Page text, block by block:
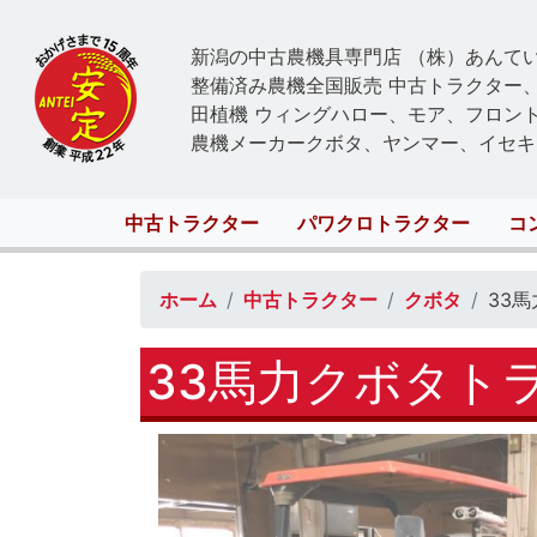
新潟の中古農機具専門店 （株）あんて
整備済み農機全国販売 中古トラクター
田植機 ウィングハロー、モア、フロン
農機メーカークボタ、ヤンマー、イセ
Main
navigation
中古トラクター パワクロトラクター コ
ホーム 中古トラクター クボタ 33馬
33馬力クボタト